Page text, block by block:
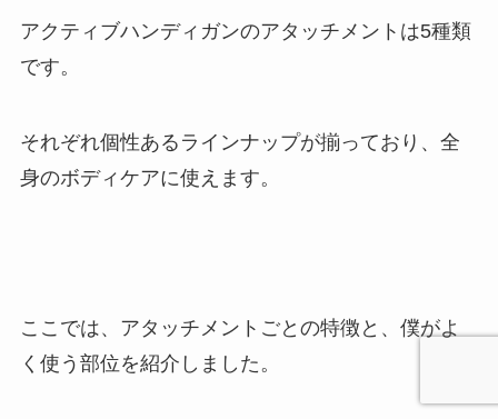
アクティブハンディガンのアタッチメントは5種類
です。
それぞれ個性あるラインナップが揃っており、全
身のボディケアに使えます。
ここでは、アタッチメントごとの特徴と、僕がよ
く使う部位を紹介しました。